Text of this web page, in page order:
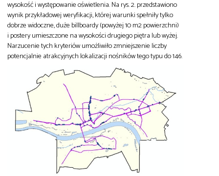
wysokość i występowanie oświetlenia. Na rys. 2. przedstawiono
wynik przykładowej weryfikacji, której warunki spełniły tylko
dobrze widoczne, duże billboardy (powyżej 10 m2 powierzchni)
i postery umieszczone na wysokości drugiego piętra lub wyżej.
Narzucenie tych kryteriów umożliwiło zmniejszenie liczby
potencjalnie atrakcyjnych lokalizacji nośników tego typu do 146.